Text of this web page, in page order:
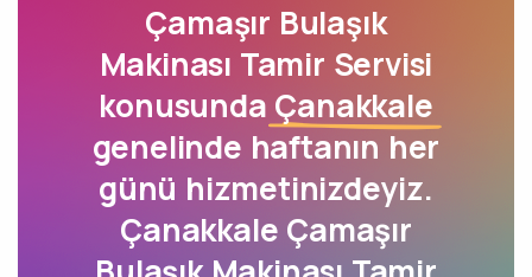
Çamaşır Bulaşık
Makinası Tamir Servisi
konusunda Çanakkale
genelinde haftanın her
günü hizmetinizdeyiz.
Çanakkale Çamaşır